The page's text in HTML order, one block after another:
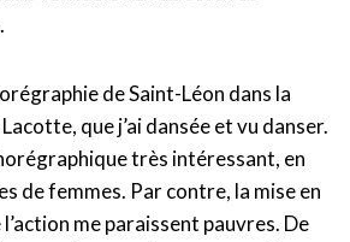
de Saint-Léon dans la
que j’ai dansée et vu danser.
très intéressant, en
de femmes. Par contre, la mise en
me paraissent pauvres. De